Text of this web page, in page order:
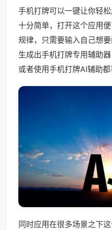
手机打牌可以一键让你轻
十分简单，打开这个应用
规律，只需要输入自己想
生成出手机打牌专用辅助
或者使用手机打牌AI辅助都
同时应用在很多场景之下